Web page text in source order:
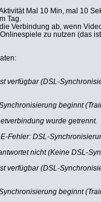
Mal 10 Min, mal 10
Tag.
Verbindung ab, wenn
zu nutzen (das
verfügbar (DSL-
beginnt
wurde getrennt.
Fehler: DSL-
nicht (Keine DSL-
verfügbar (DSL-
beginnt